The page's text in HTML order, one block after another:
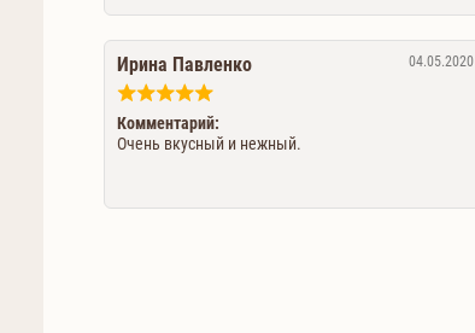
04.05.2020
Ирина Павленко
Комментарий:
Очень вкусный и нежный.